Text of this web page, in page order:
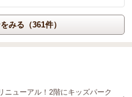
みる（361件）
ニューアル！2階にキッズパーク